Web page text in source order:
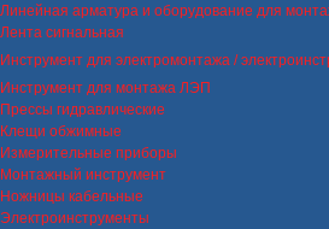
Линейная арматура и оборудование для
Лента сигнальная
Инструмент для электромонтажа /
Инструмент для монтажа ЛЭП
Прессы гидравлические
Клещи обжимные
Измерительные приборы
Монтажный инструмент
Ножницы кабельные
Электроинструменты